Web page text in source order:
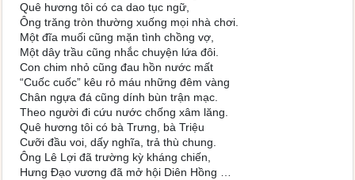
Quê hương tôi có ca dao tục ngữ,
Ông trăng tròn thường xuống mọi nhà chơi.
Một đĩa muối cũng mặn tình chồng vợ,
Một dây trầu cũng nhắc chuyện lứa đôi.
Con chim nhỏ cũng đau hồn nước mất
“Cuốc cuốc” kêu rỏ máu những đêm vàng
Chân ngựa đá cũng dính bùn trận mạc.
Theo người đi cứu nước chống xâm lăng.
Quê hương tôi có bà Trưng, bà Triệu
Cưỡi đầu voi, dấy nghĩa, trả thù chung.
Ông Lê Lợi đã trường kỳ kháng chiến,
Hưng Đạo vương đã mở hội Diên Hồng …